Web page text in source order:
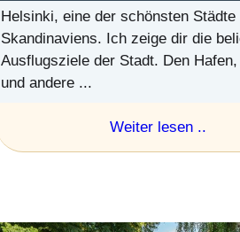
Helsinki, eine der schönsten Städte
Skandinaviens. Ich zeige dir die
Ausflugsziele der Stadt. Den Hafen,
und andere ...
Weiter lesen ..